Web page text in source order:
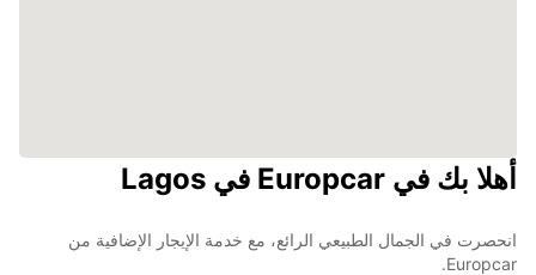
أهلا بك في Europcar في Lagos
انحصرت في الجمال الطبيعي الرائع، مع خدمة الإيجار الإضافية من
Europcar.